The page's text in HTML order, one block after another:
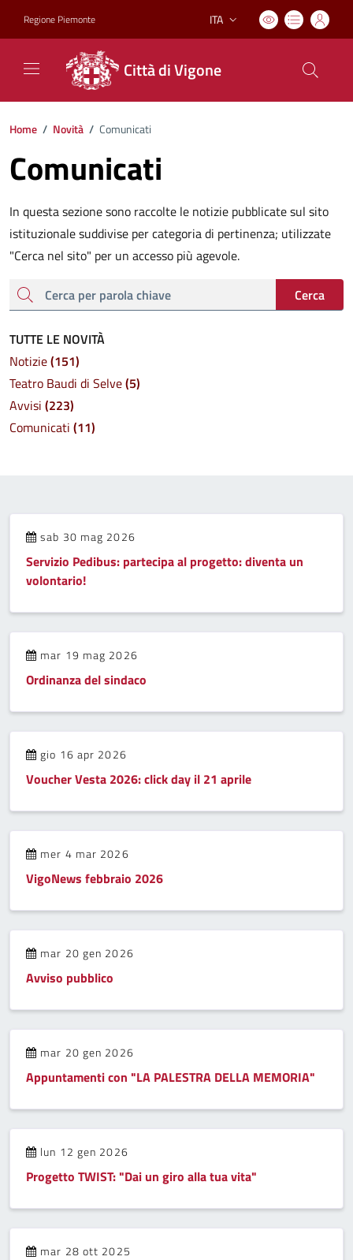
Regione Piemonte Lingua attiva:
ITA
Città di Vigone
Home / Novità / Comunicati
Comunicati
In questa sezione sono raccolte le notizie pubblicate sul sito
istituzionale suddivise per categoria di pertinenza; utilizzate
"Cerca nel sito" per un accesso più agevole.
cerca
Cerca
TUTTE LE NOVITÀ
Notizie(151)
Teatro Baudi di Selve(5)
Avvisi (223)
Comunicati (11)
sab 30 mag 2026
Servizio Pedibus: partecipa al progetto: diventa un
volontario!
mar 19 mag 2026
Ordinanza del sindaco
gio 16 apr 2026
Voucher Vesta 2026: click day il 21 aprile
mer 4 mar 2026
VigoNews febbraio 2026
mar 20 gen 2026
Avviso pubblico
mar 20 gen 2026
Appuntamenti con "LA PALESTRA DELLA MEMORIA"
lun 12 gen 2026
Progetto TWIST: "Dai un giro alla tua vita"
mar 28 ott 2025